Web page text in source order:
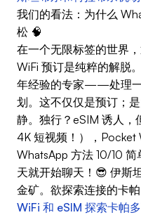
我们的看法：为什么
松 🧠
在一个无限标签的世界
WiFi 预订是纯粹的解脱
年经验的专家——处理
划。这不仅仅是预订；
静。独行？eSIM 诱人，
4K 短视频！），Pocket
WhatsApp 方法 10/10
天就开始聊天！😎 伊斯
金矿。欲探索连接的卡
WiFi 和 eSIM 探索卡帕